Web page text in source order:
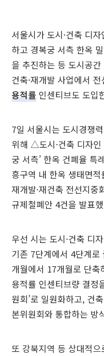
서울시가 도시·건축 디
하고 경복궁 서측 한옥
을 추진하는 등 도시공
건축·재개발 사업에서
용적률 인센티브도 도입
7일 서울시는 도시경쟁
위해 △도시·건축 디자
궁 서측’ 한옥 건폐율
흥구역 내 한옥 생태면
재개발·재건축 전선지
규제철폐안 4건을 발표
우선 시는 도시·건축 디
기존 7단계에서 4단계
개월에서 17개월로 단
용적률 인센티브량 결정
원회’로 일원화하고, 건
본위원회와 통합하는 방
또 강북지역 등 상대적